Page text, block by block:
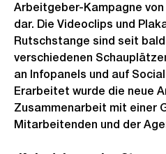
Arbeitgeber-Kampagne
dar. Die Videoclips und
Rutschstange sind seit
verschiedenen
an Infopanels und auf
Erarbeitet wurde die neue
Zusammenarbeit mit einer
Mitarbeitenden und der